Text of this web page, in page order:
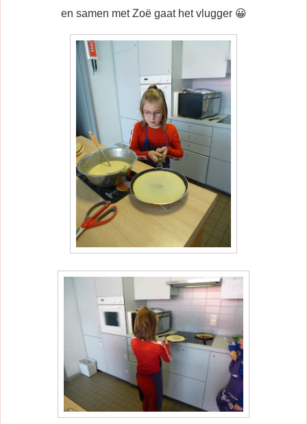
en samen met Zoë gaat het vlugger 😀